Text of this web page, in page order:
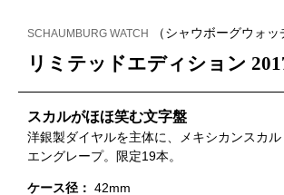
SCHAUMBURG WATCH （シャウボーグウォッ
リミテッドエディション
スカルがほほ笑む文字盤
洋銀製ダイヤルを主体に、メキシカンスカ
エングレープ。限定19本。
ケース径： 42mm